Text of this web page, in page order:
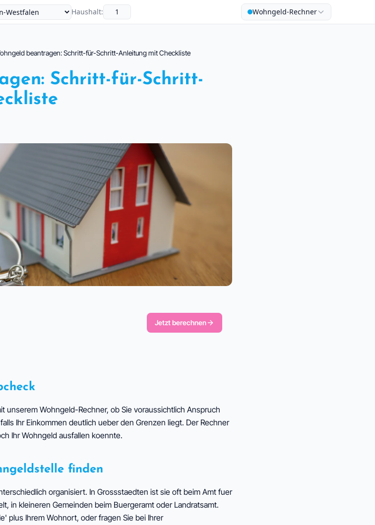
Haushalt: Wohngeld-Rechner
beantragen: Schritt-für-Schritt-Anleitung mit Checkliste
Schritt-für-Schritt-
Jetzt berechnen
unserem Wohngeld-Rechner, ob Sie voraussichtlich Anspruch
Ihr Einkommen deutlich ueber den Grenzen liegt. Der Rechner
Ihr Wohngeld ausfallen koennte.
finden
organisiert. In Grossstaedten ist sie oft beim Amt fuer
in kleineren Gemeinden beim Buergeramt oder Landratsamt.
plus Ihrem Wohnort, oder fragen Sie bei Ihrer